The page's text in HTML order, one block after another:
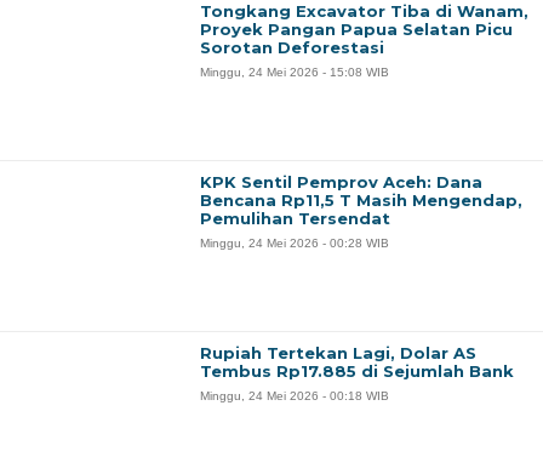
Tongkang Excavator Tiba di Wanam,
Proyek Pangan Papua Selatan Picu
Sorotan Deforestasi
Minggu, 24 Mei 2026 - 15:08 WIB
KPK Sentil Pemprov Aceh: Dana
Bencana Rp11,5 T Masih Mengendap,
Pemulihan Tersendat
Minggu, 24 Mei 2026 - 00:28 WIB
Rupiah Tertekan Lagi, Dolar AS
Tembus Rp17.885 di Sejumlah Bank
Minggu, 24 Mei 2026 - 00:18 WIB